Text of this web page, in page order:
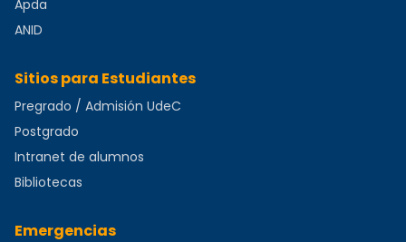
Apda
ANID
Sitios para Estudiantes
Pregrado / Admisión UdeC
Postgrado
Intranet de alumnos
Bibliotecas
Emergencias